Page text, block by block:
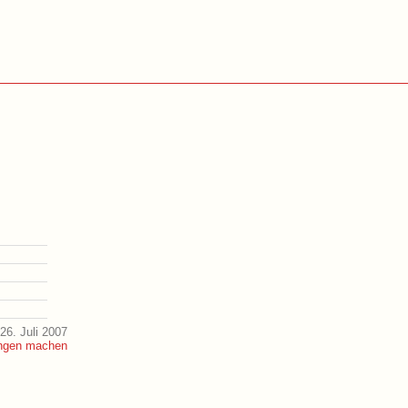
Juli 2007